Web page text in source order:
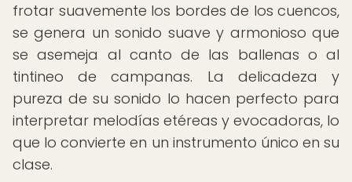
frotar suavemente los bordes de los cuencos,
se genera un sonido suave y armonioso que
se asemeja al canto de las ballenas o al
tintineo de campanas. La delicadeza y
pureza de su sonido lo hacen perfecto para
interpretar melodías etéreas y evocadoras, lo
que lo convierte en un instrumento único en su
clase.